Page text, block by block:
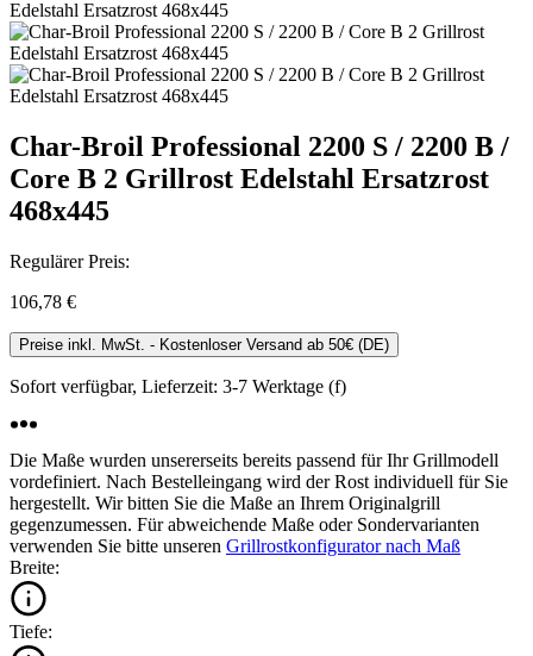
Char-Broil Professional 2200 S / 2200 B /
Core B 2 Grillrost Edelstahl Ersatzrost
468x445
Regulärer Preis:
106,78 €
Preise inkl. MwSt. - Kostenloser Versand ab 50€ (DE)
Sofort verfügbar, Lieferzeit: 3-7 Werktage (f)
Die Maße wurden unsererseits bereits passend für Ihr Grillmodell
vordefiniert. Nach Bestelleingang wird der Rost individuell für Sie
hergestellt. Wir bitten Sie die Maße an Ihrem Originalgrill
gegenzumessen. Für abweichende Maße oder Sondervarianten
verwenden Sie bitte unseren Grillrostkonfigurator nach Maß
Breite:
Tiefe: